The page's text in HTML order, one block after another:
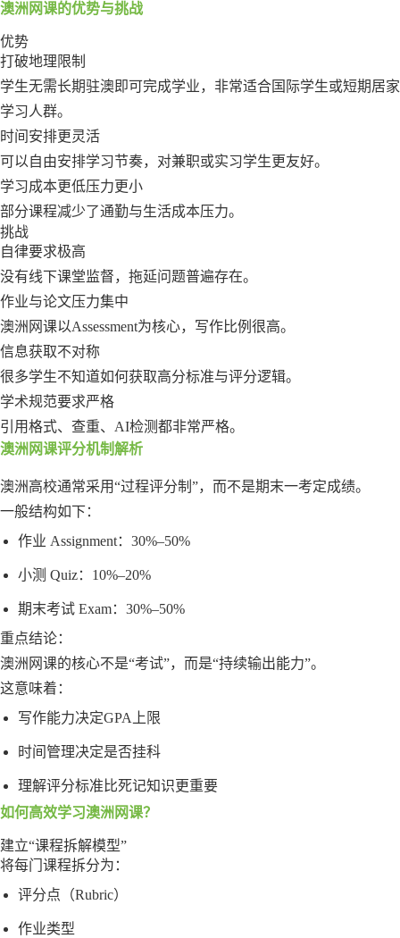
澳洲网课的优势与挑战
优势
打破地理限制
学生无需长期驻澳即可完成学业，非常适合国际学生或短期居家
学习人群。
时间安排更灵活
可以自由安排学习节奏，对兼职或实习学生更友好。
学习成本更低压力更小
部分课程减少了通勤与生活成本压力。
挑战
自律要求极高
没有线下课堂监督，拖延问题普遍存在。
作业与论文压力集中
澳洲网课以Assessment为核心，写作比例很高。
信息获取不对称
很多学生不知道如何获取高分标准与评分逻辑。
学术规范要求严格
引用格式、查重、AI检测都非常严格。
澳洲网课评分机制解析
澳洲高校通常采用“过程评分制”，而不是期末一考定成绩。
一般结构如下：
作业 Assignment：30%–50%
小测 Quiz：10%–20%
期末考试 Exam：30%–50%
重点结论：
澳洲网课的核心不是“考试”，而是“持续输出能力”。
这意味着：
写作能力决定GPA上限
时间管理决定是否挂科
理解评分标准比死记知识更重要
如何高效学习澳洲网课？
建立“课程拆解模型”
将每门课程拆分为：
评分点（Rubric）
作业类型